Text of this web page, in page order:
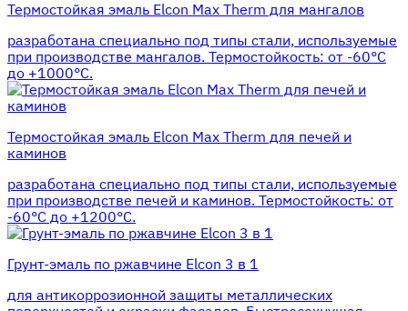
Термостойкая эмаль Elcon Max Therm для мангалов
разработана специально под типы стали, используемые
при производстве мангалов. Термостойкость: от -60°С
до +1000°С.
Термостойкая эмаль Elcon Max Therm для печей и
каминов
разработана специально под типы стали, используемые
при производстве печей и каминов. Термостойкость: от
-60°С до +1200°С.
Грунт-эмаль по ржавчине Elcon 3 в 1
для антикоррозионной защиты металлических